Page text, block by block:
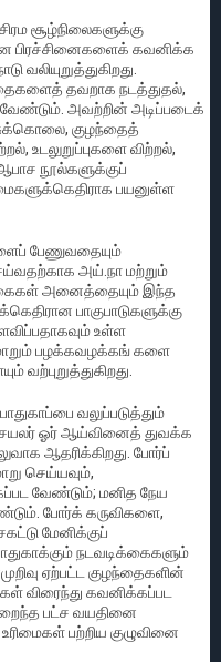
சூழ்நிலைகளுக்கு
பிரச்சினைகளைக் கவனிக்க
தவறாக நடத்துதல்,
அவற்றின் அடிப்படைக்
குழந்தைத்
உடலுறுப்புகளை விற்றல்,
நூல்களுக்குப்
பயனுள்ள
பேணுவதையும்
அய்.நா மற்றும்
அனைத்தையும் இந்த
பாகுபாடுகளுக்கு
உள்ள
பழக்கவழக்கங் களை
வற்புறுத்துகிறது.
வலுப்படுத்தும்
ஓர் ஆய்வினைத் துவக்க
ஆதரிக்கிறது. போர்ப்
செய்யவும்,
வேண்டும்; மனித நேய
போர்க் கருவிகளை,
மேனிக்குப்
நடவடிக்கைகளும்
ஏற்பட்ட குழந்தைகளின்
விரைந்து கவனிக்கப்பட
பட்ச வயதினை
பற்றிய குழுவினை